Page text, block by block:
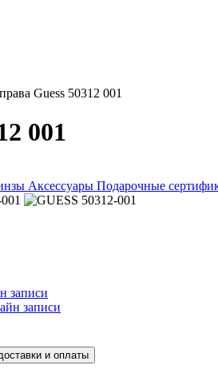
Guess 50312 001
001
Аксессуары Подарочные
записи
и оплаты